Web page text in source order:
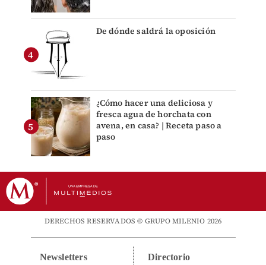
De dónde saldrá la oposición
¿Cómo hacer una deliciosa y
fresca agua de horchata con
avena, en casa? | Receta paso a
paso
DERECHOS RESERVADOS © GRUPO MILENIO 2026
Newsletters Directorio